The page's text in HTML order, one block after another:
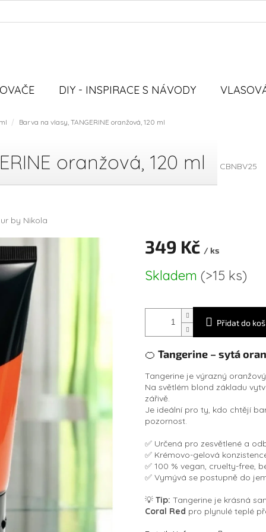
DIY - INSPIRACE S NÁVODY
Barva na vlasy, TANGERINE oranžová, 120 ml
oranžová, 120 ml CBNBV25
by Nikola
349 Kč / ks
cena:
Skladem (>15 ks)
Přidat do
🍊 Tangerine – sytá
Tangerine je výrazný
Na světlém blond základu
zářivě.
Je ideální pro ty, kdo chtějí
pozornost.
✅ Určená pro zesvětlené a
✅ Krémovo-gelová
✅ 100 % vegan, cruelty-free,
✅ Vymývá se postupně do
💡 Tip: Tangerine je krásná
Coral Red pro plynulé teplé